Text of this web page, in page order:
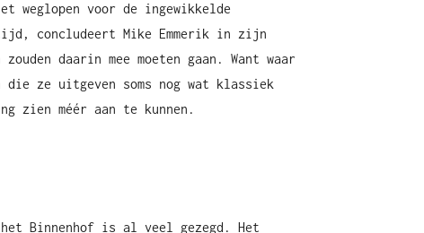
weglopen voor de ingewikkelde
concludeert Mike Emmerik in zijn
daarin mee moeten gaan. Want waar
die ze uitgeven soms nog wat klassiek
méér aan te kunnen.
Binnenhof is al veel gezegd. Het